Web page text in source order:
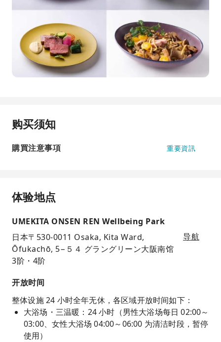
购买须知
購買注意事項 重要資訊
体验地点
UMEKITA ONSEN REN Wellbeing Park
日本〒530-0011 Osaka, Kita Ward,
Ōfukachō, 5−５４ グラングリーン大阪南馆
3阶・4阶
导航
开放时间
整体设施 24 小时全年无休，各区域开放时间如下：
大浴场・三温暖：24 小时（男性大浴场每日 02:00～
03:00、女性大浴场 04:00～06:00 为清洁时段，暂停
使用）